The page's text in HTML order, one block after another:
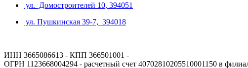
ул. Домостроителей 10, 394051
ул. Пушкинская 39-7, 394018
ИНН 3665086613 - КПП 366501001 -
ОГРН 1123668004294 - расчетный счет 40702810205510001150 в